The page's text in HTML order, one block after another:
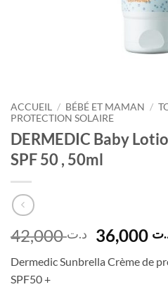
ACCUEIL / BÉBÉ ET MAMAN /
PROTECTION SOLAIRE
DERMEDIC Baby
SPF 50 , 50ml
د.ت42,000
Le
prix
initial
Dermedic Sunbrella Crème de
SPF50 +